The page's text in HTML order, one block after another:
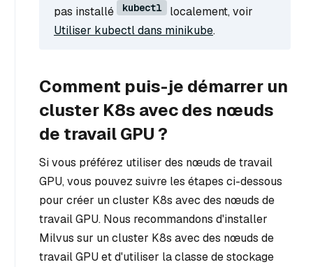
pas installé
kubectl
localement, voir
Utiliser kubectl dans minikube.
Comment puis-je démarrer un
cluster K8s avec des nœuds
de travail GPU ?
Si vous préférez utiliser des nœuds de travail
GPU, vous pouvez suivre les étapes ci-dessous
pour créer un cluster K8s avec des nœuds de
travail GPU. Nous recommandons d'installer
Milvus sur un cluster K8s avec des nœuds de
travail GPU et d'utiliser la classe de stockage